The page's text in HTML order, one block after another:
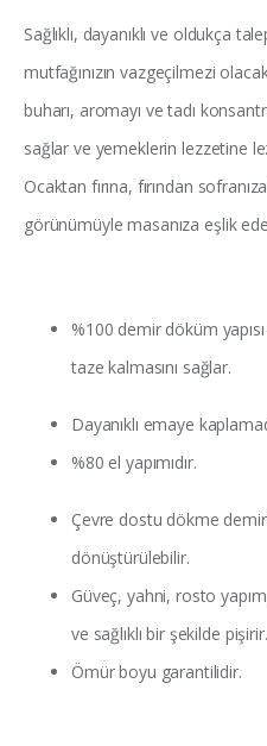
Sağlıklı, dayanıklı ve oldukça
mutfağınızın vazgeçilmezi
buharı, aromayı ve tadı
sağlar ve yemeklerin lezzetine
Ocaktan fırına, fırından
görünümüyle masanıza eşlik
%100 demir döküm
taze kalmasını sağlar.
Dayanıklı emaye
%80 el yapımıdır.
Çevre dostu dökme
dönüştürülebilir.
Güveç, yahni, rosto
ve sağlıklı bir şekilde
Ömür boyu garantilidir.